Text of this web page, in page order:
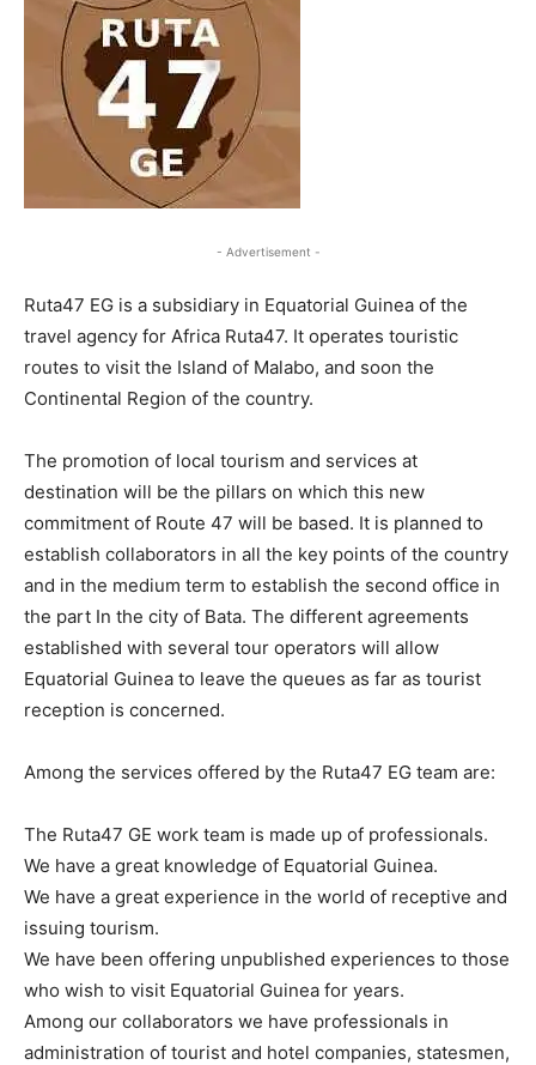
- Advertisement -
Ruta47 EG is a subsidiary in Equatorial Guinea of ​​the
travel agency for Africa Ruta47. It operates touristic
routes to visit the Island of Malabo, and soon the
Continental Region of the country.
The promotion of local tourism and services at
destination will be the pillars on which this new
commitment of Route 47 will be based. It is planned to
establish collaborators in all the key points of the country
and in the medium term to establish the second office in
the part In the city of Bata. The different agreements
established with several tour operators will allow
Equatorial Guinea to leave the queues as far as tourist
reception is concerned.
Among the services offered by the Ruta47 EG team are:
The Ruta47 GE work team is made up of professionals.
We have a great knowledge of Equatorial Guinea.
We have a great experience in the world of receptive and
issuing tourism.
We have been offering unpublished experiences to those
who wish to visit Equatorial Guinea for years.
Among our collaborators we have professionals in
administration of tourist and hotel companies, statesmen,